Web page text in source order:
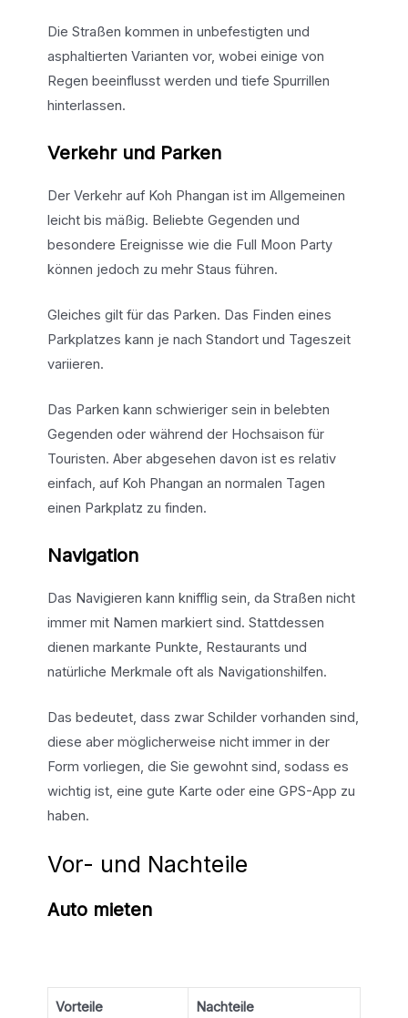
Die Straßen kommen in unbefestigten und
asphaltierten Varianten vor, wobei einige von
Regen beeinflusst werden und tiefe Spurrillen
hinterlassen.
Verkehr und Parken
Der Verkehr auf Koh Phangan ist im Allgemeinen
leicht bis mäßig. Beliebte Gegenden und
besondere Ereignisse wie die Full Moon Party
können jedoch zu mehr Staus führen.
Gleiches gilt für das Parken. Das Finden eines
Parkplatzes kann je nach Standort und Tageszeit
variieren.
Das Parken kann schwieriger sein in belebten
Gegenden oder während der Hochsaison für
Touristen. Aber abgesehen davon ist es relativ
einfach, auf Koh Phangan an normalen Tagen
einen Parkplatz zu finden.
Navigation
Das Navigieren kann knifflig sein, da Straßen nicht
immer mit Namen markiert sind. Stattdessen
dienen markante Punkte, Restaurants und
natürliche Merkmale oft als Navigationshilfen.
Das bedeutet, dass zwar Schilder vorhanden sind,
diese aber möglicherweise nicht immer in der
Form vorliegen, die Sie gewohnt sind, sodass es
wichtig ist, eine gute Karte oder eine GPS-App zu
haben.
Vor- und Nachteile
Auto mieten
Vorteile Nachteile